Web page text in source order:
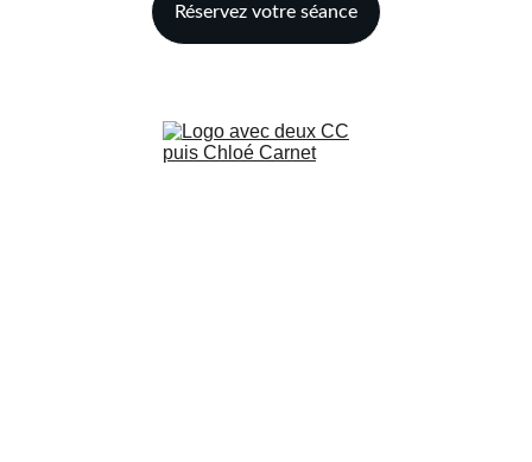
Réservez votre séance